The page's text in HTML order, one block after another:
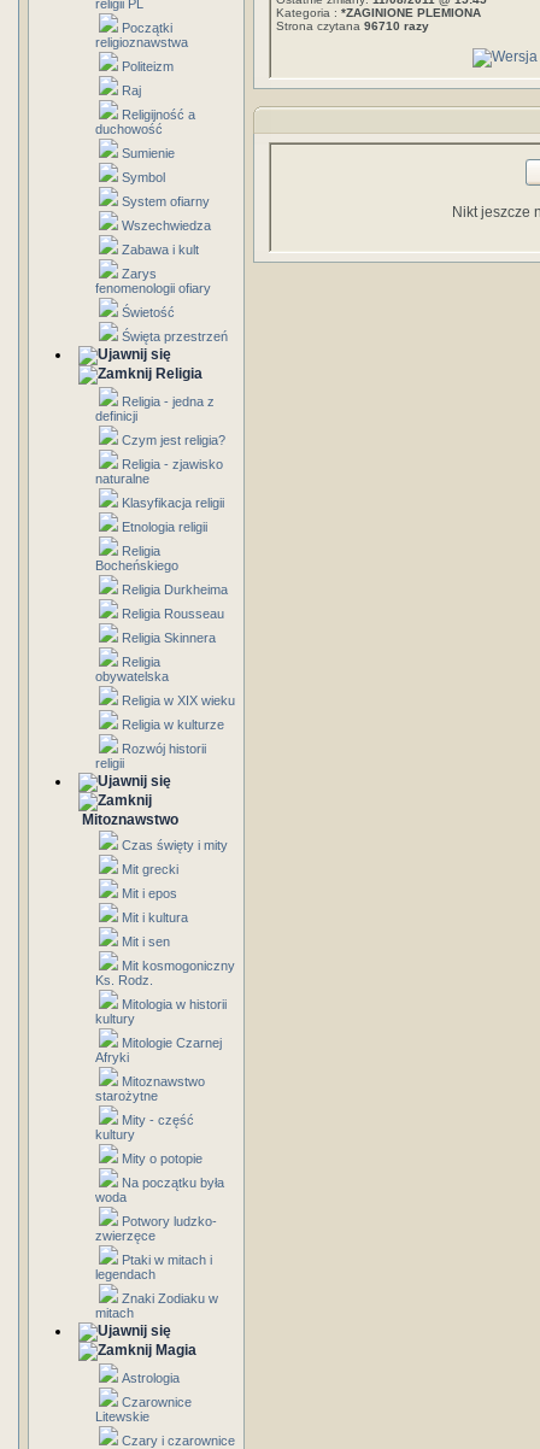
religii PL
Początki
religioznawstwa
Politeizm
Raj
Religijność a
duchowość
Sumienie
Symbol
System ofiarny
Wszechwiedza
Zabawa i kult
Zarys
fenomenologii ofiary
Świetość
Święta przestrzeń
Religia
Religia - jedna z
definicji
Czym jest religia?
Religia - zjawisko
naturalne
Klasyfikacja religii
Etnologia religii
Religia
Bocheńskiego
Religia Durkheima
Religia Rousseau
Religia Skinnera
Religia
obywatelska
Religia w XIX wieku
Religia w kulturze
Rozwój historii
religii
Mitoznawstwo
Czas święty i mity
Mit grecki
Mit i epos
Mit i kultura
Mit i sen
Mit kosmogoniczny
Ks. Rodz.
Mitologia w historii
kultury
Mitologie Czarnej
Afryki
Mitoznawstwo
starożytne
Mity - część
kultury
Mity o potopie
Na początku była
woda
Potwory ludzko-
zwierzęce
Ptaki w mitach i
legendach
Znaki Zodiaku w
mitach
Magia
Astrologia
Czarownice
Litewskie
Czary i czarownice
Kategoria : *ZAGINIONE PLEMIONA
Strona czytana 96710 razy
Nikt jeszcze